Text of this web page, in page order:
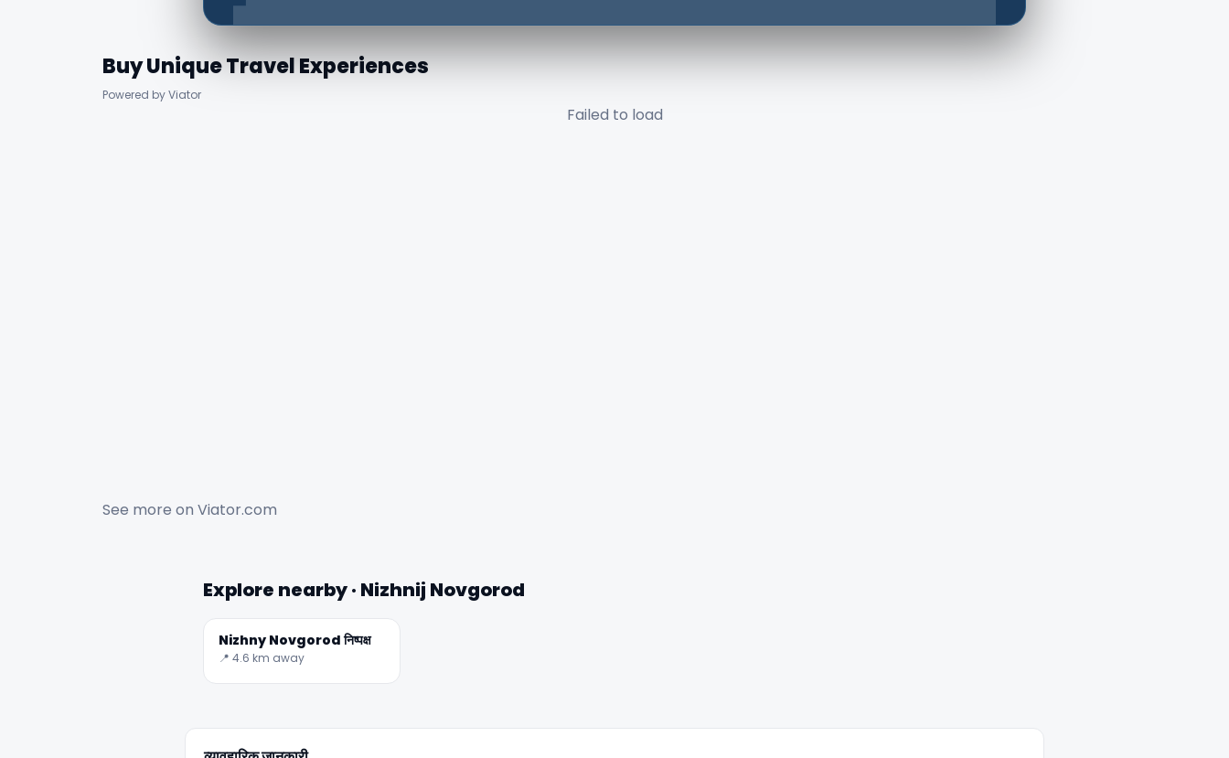
Buy Unique Travel Experiences
Powered by Viator
Failed to load
See more on Viator.com
Explore nearby · Nizhnij Novgorod
Nizhny Novgorod निष्पक्ष
📍 4.6 km away